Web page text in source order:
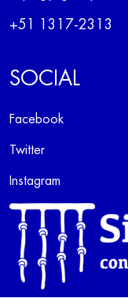
+51 1317-2313
SOCIAL
Facebook
Twitter
Instagram